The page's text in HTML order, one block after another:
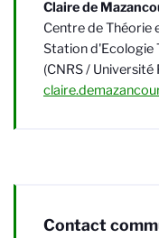
Claire de
Centre de Théorie
Station d'Ecologie
(CNRS / Université
Contact